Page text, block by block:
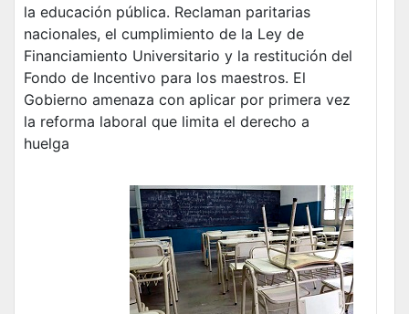
la educación pública. Reclaman paritarias
nacionales, el cumplimiento de la Ley de
Financiamiento Universitario y la restitución del
Fondo de Incentivo para los maestros. El
Gobierno amenaza con aplicar por primera vez
la reforma laboral que limita el derecho a
huelga